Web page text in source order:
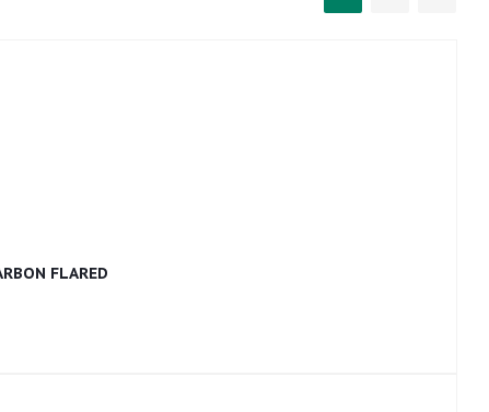
FLARED